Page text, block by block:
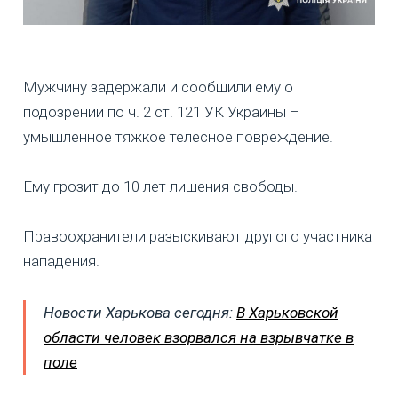
Мужчину задержали и сообщили ему о
подозрении по ч. 2 ст. 121 УК Украины –
умышленное тяжкое телесное повреждение.
Ему грозит до 10 лет лишения свободы.
Правоохранители разыскивают другого участника
нападения.
Новости Харькова сегодня: В Харьковской
области человек взорвался на взрывчатке в
поле